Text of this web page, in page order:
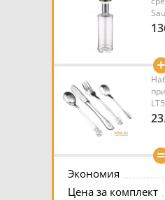
+
=
Экономия
Цена за комплект